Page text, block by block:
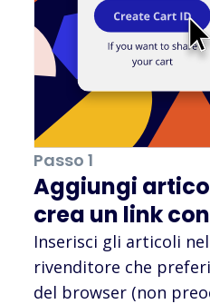
Passo 1
Aggiungi
crea un link
Inserisci gli articoli
rivenditore che
del browser (non